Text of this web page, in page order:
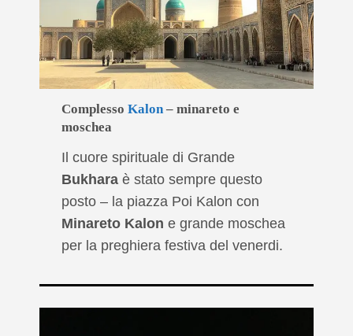
Complesso Kalon– minareto e
moschea
Il cuore spirituale di Grande
Bukharaè stato sempre questo
posto – la piazza Poi Kalon con
Minareto Kalon e grande moschea
per la preghiera festiva del venerdi.